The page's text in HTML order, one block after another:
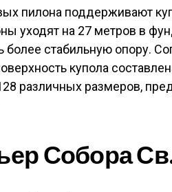
пилона поддерживают
уходят на 27 метров в
более стабильную опору.
купола
различных размеров,
Собора